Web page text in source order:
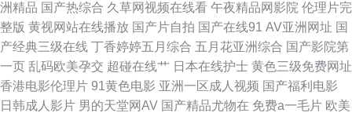
男同看片站 在线一区欧美日韩国产 六月丁香激情综合成人 中文字幕一二区
二三区 九九热精品在线观看 亚洲视频区 国产又粗又黄又爽又硬 羞羞漫画韩
漫在 国产欧美日本一区二区 素人网站 国产变态一区二区三区 日韩一区二线
洲精品 国产热综合 久草网视频在线看 午夜精品网影院 伦理片完
整版 黄视网站在线播放 国产片自拍 国产在线91 AV亚洲网址 国
产经典三级在线 丁香婷婷五月综合 五月花亚洲综合 国产影院第
一页 乱码欧美孕交 超碰在线艹 日本在线护士 黄色三级免费网址
香港电影伦理片 91黄色电影 亚洲一区成人视频 国产福利电影
日韩成人影片 男的天堂网AV 国产精品尤物在 免费a一毛片 欧美